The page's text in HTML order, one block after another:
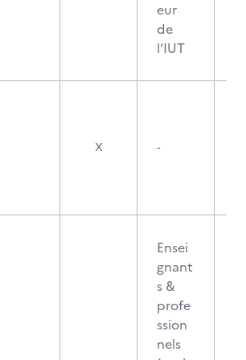
eur
de
l’IUT
X -
Ensei
gnant
s &
profe
ssion
nels